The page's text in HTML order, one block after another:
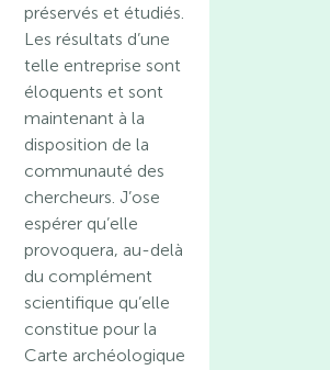
préservés et étudiés.
Les résultats d’une
telle entreprise sont
éloquents et sont
maintenant à la
disposition de la
communauté des
chercheurs. J’ose
espérer qu’elle
provoquera, au-delà
du complément
scientifique qu’elle
constitue pour la
Carte archéologique